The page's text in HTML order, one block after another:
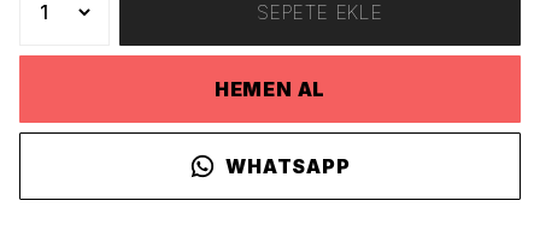
SEPETE EKLE
HEMEN AL
WHATSAPP